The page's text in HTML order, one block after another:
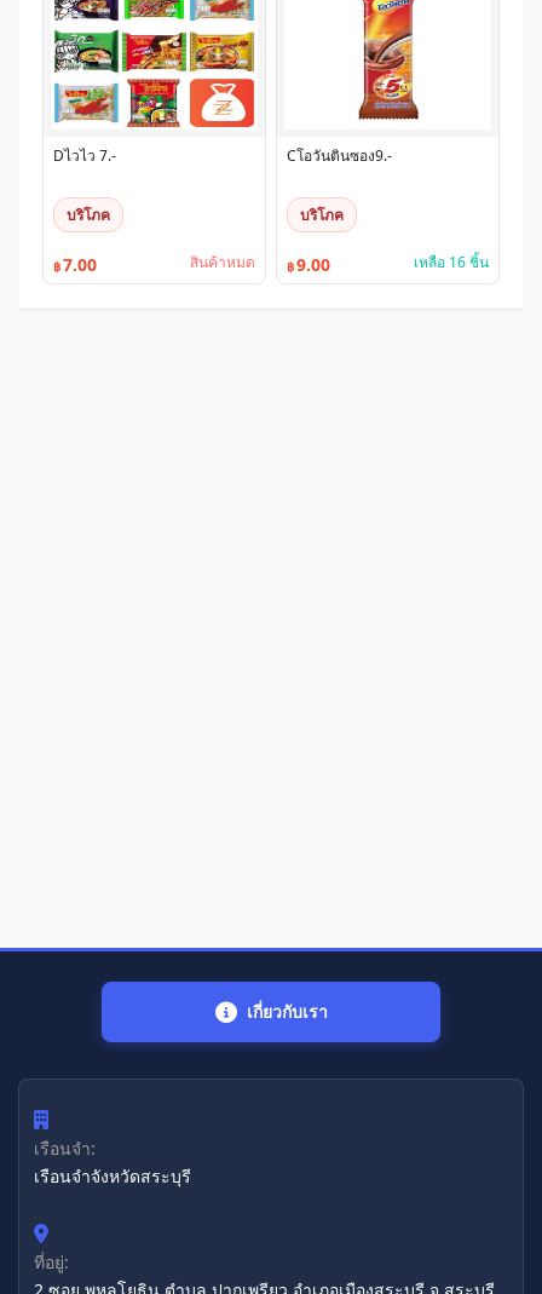
Dไวไว 7.-
บริโภค
฿7.00 สินค้าหมด
Cโอวันตินซอง9.-
บริโภค
฿9.00 เหลือ 16 ชิ้น
เกี่ยวกับเรา
เรือนจำ:
เรือนจำจังหวัดสระบุรี
ที่อยู่: